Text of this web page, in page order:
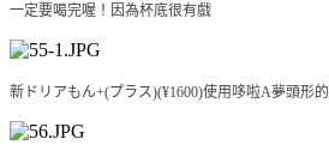
一定要喝完喔！因為杯底很有戲
新ドリアもん+(プラス)(¥1600)使用哆啦A夢頭形